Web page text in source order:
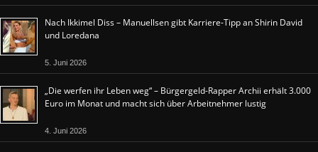
Nach Ikkimel Diss – Manuellsen gibt Karriere-Tipp an Shirin David
und Loredana
5. Juni 2026
„Die werfen ihr Leben weg“ – Bürgergeld-Rapper Archii erhält 3.000
Euro im Monat und macht sich über Arbeitnehmer lustig
4. Juni 2026